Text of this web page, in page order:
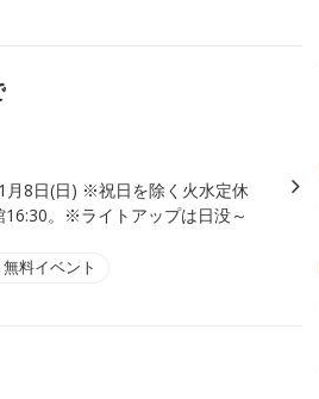
月8日(日) ※祝日を除く火水定休
16:30。※ライトアップは日没～
無料イベント